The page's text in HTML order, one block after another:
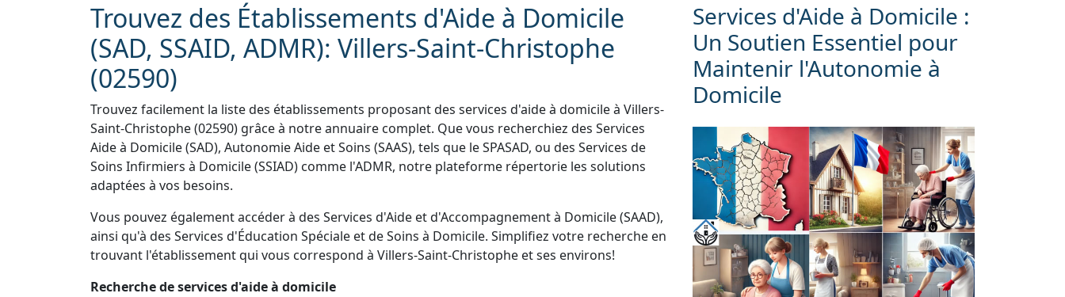
Trouvez des Établissements d'Aide à Domicile
(SAD, SSAID, ADMR): Villers-Saint-Christophe
(02590)
Trouvez facilement la liste des établissements proposant des services d'aide à domicile à Villers-
Saint-Christophe (02590) grâce à notre annuaire complet. Que vous recherchiez des Services
Aide à Domicile (SAD), Autonomie Aide et Soins (SAAS), tels que le SPASAD, ou des Services de
Soins Infirmiers à Domicile (SSIAD) comme l'ADMR, notre plateforme répertorie les solutions
adaptées à vos besoins.
Vous pouvez également accéder à des Services d'Aide et d'Accompagnement à Domicile (SAAD),
ainsi qu'à des Services d'Éducation Spéciale et de Soins à Domicile. Simplifiez votre recherche en
trouvant l'établissement qui vous correspond à Villers-Saint-Christophe et ses environs!
Recherche de services d'aide à domicile
Services d'Aide à Domicile :
Un Soutien Essentiel pour
Maintenir l'Autonomie à
Domicile